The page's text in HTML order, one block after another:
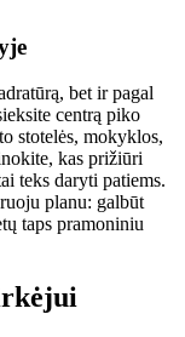
bet ir pagal
centrą piko
stotelės, mokyklos,
kas prižiūri
teks daryti patiems.
planu: galbūt
taps pramoniniu